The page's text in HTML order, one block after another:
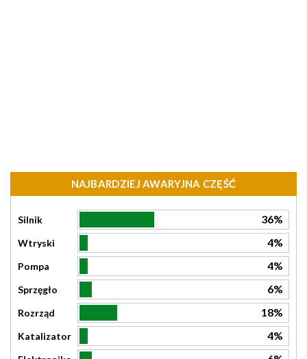
NAJBARDZIEJ AWARYJNA CZĘŚĆ
Silnik 36%
Wtryski 4%
Pompa 4%
Sprzęgło 6%
Rozrząd 18%
Katalizator 4%